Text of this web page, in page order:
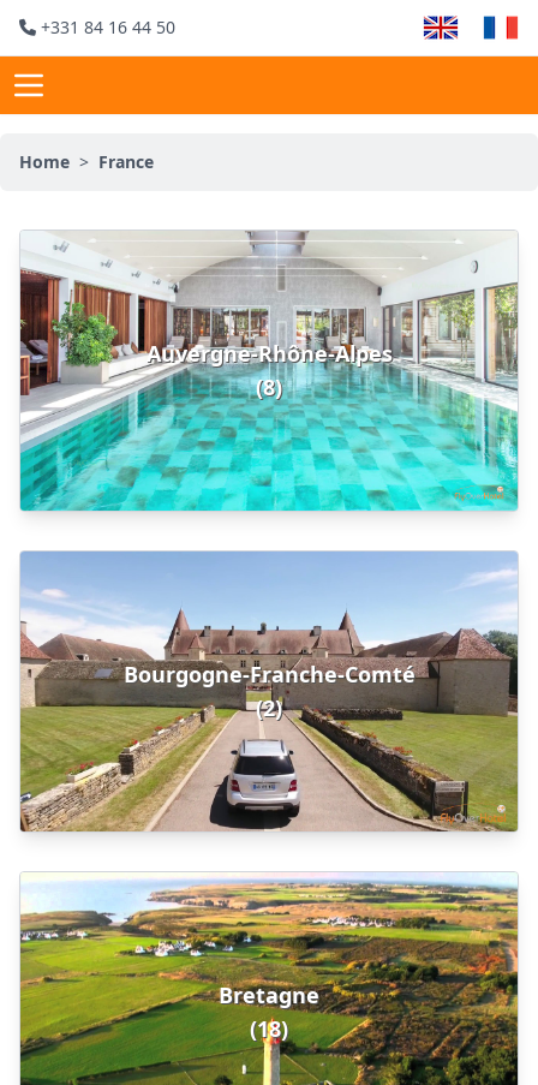
+331 84 16 44 50
Home > France
Auvergne-Rhône-Alpes
(8)
Bourgogne-Franche-Comté
(2)
Bretagne
(18)